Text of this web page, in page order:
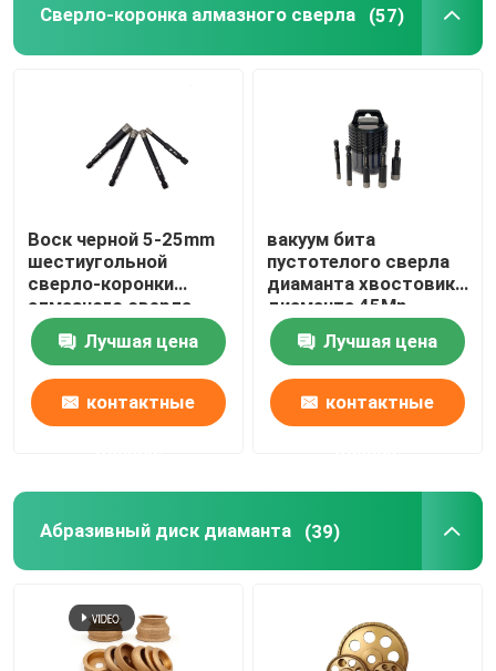
Осциллируя лезвие пилы
Буровой наконечник сплава
Лезвие пилы сплава
Сверло-коронка алмазного сверла (57)
Воск черной 5-25mm
шестиугольной
сверло-коронки
алмазного сверла
хвостовика
охлаждая паял
Лучшая цена
контактные
вакуум бита
пустотелого сверла
диаманта хвостовика
диаманта 45Mn
шестиугольный
установленный паял
Лучшая цена
контактные
Абразивный диск диаманта (39)